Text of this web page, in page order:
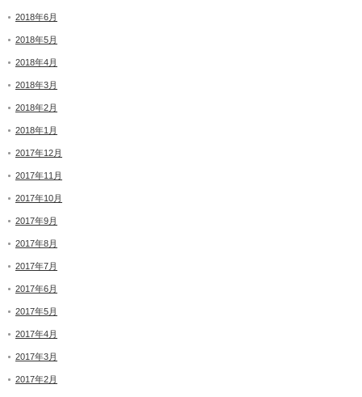
2018年6月
2018年5月
2018年4月
2018年3月
2018年2月
2018年1月
2017年12月
2017年11月
2017年10月
2017年9月
2017年8月
2017年7月
2017年6月
2017年5月
2017年4月
2017年3月
2017年2月